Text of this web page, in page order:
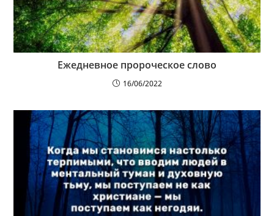
Ежедневное пророческое слово
16/06/2022